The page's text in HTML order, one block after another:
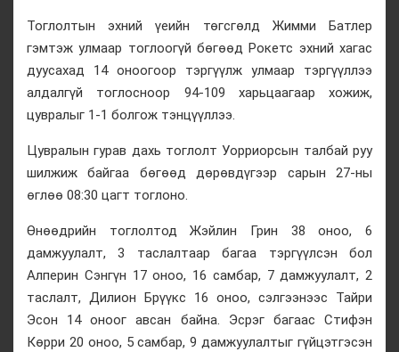
Тоглолтын эхний үеийн төгсгөлд Жимми Батлер
гэмтэж улмаар тоглоогүй бөгөөд Рокетс эхний хагас
дуусахад 14 оноогоор тэргүүлж улмаар тэргүүллээ
алдалгүй тоглосноор 94-109 харьцаагаар хожиж,
цувралыг 1-1 болгож тэнцүүллээ.
Цувралын гурав дахь тоглолт Уорриорсын талбай руу
шилжиж байгаа бөгөөд дөрөвдүгээр сарын 27-ны
өглөө 08:30 цагт тоглоно.
Өнөөдрийн тоглолтод Жэйлин Грин 38 оноо, 6
дамжуулалт, 3 таслалтаар багаа тэргүүлсэн бол
Алперин Сэнгүн 17 оноо, 16 самбар, 7 дамжуулалт, 2
таслалт, Дилион Брүүкс 16 оноо, сэлгээнээс Тайри
Эсон 14 оноог авсан байна. Эсрэг багаас Стифэн
Көрри 20 оноо, 5 самбар, 9 дамжуулалтыг гүйцэтгэсэн